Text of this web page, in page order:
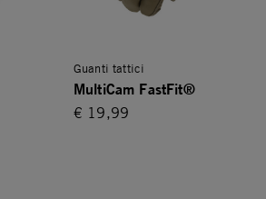
Guanti tattici
MultiCam FastFit®
€ 19,99